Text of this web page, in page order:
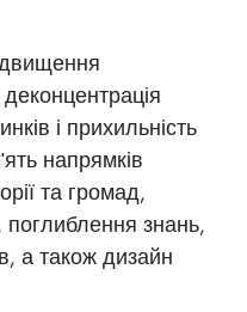
і прихильність
напрямків
та громад,
знань,
а також дизайн